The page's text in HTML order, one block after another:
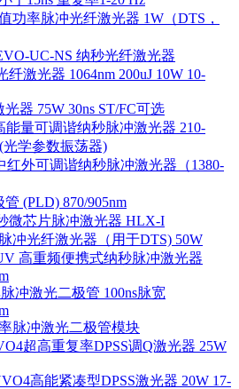
功率脉冲光纤激光器 1W（DTS，
UC-NS 纳秒光纤激光器
激光器 1064nm 200uJ 10W 10-
光器 75W 30ns ST/FC可选
能量可调谐纳秒脉冲激光器 210-
光学参数振荡器)
红外可调谐纳秒脉冲激光器（1380-
(PLD) 870/905nm
微芯片脉冲激光器 HLX-I
冲光纤激光器（用于DTS) 50W
高重频便携式纳秒脉冲激光器
冲激光二极管 100ns脉宽
脉冲激光二极管模块
超高重复率DPSS调Q激光器 25W
高能紧凑型DPSS激光器 20W 17-